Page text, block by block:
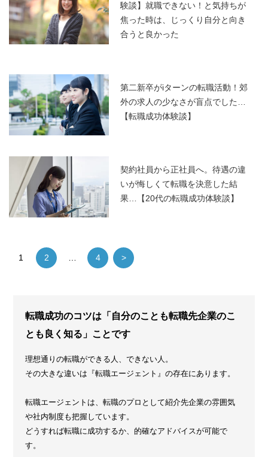
験談】就職できない！と気持ちが
焦った時は、じっくり自分と向き
合うと良かった
第二新卒がiターンの転職活動！郊
外の求人の少なさが盲点でした…
【転職成功体験談】
契約社員から正社員へ。待遇の違
いが悔しくて転職を決意した結
果…【20代の転職成功体験談】
1 2 … 4 >
転職成功のコツは「自分のことも転職先企業のこ
とも良く知る」ことです
理想通りの転職ができる人、できない人。
その大きな違いは『転職エージェント』の存在にあります。
転職エージェントは、転職のプロとして紹介先企業の雰囲気
や社内制度も把握しています。
どうすれば転職に成功するか、的確なアドバイスが可能で
す。